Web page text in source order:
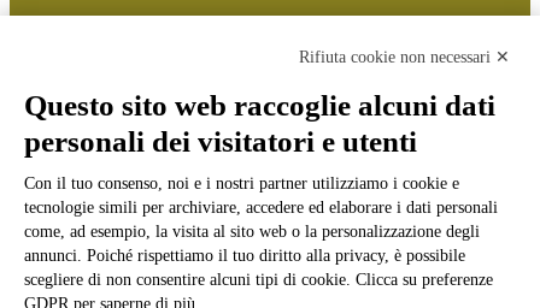
Ufficio Relazioni con il Pubblico
Dichiarazione di accessibilità
Obiettivi di accessibilità
Gestione consensi cookie
Amministrazione trasparente
Pagina visualizzata
878172volte
Sezione Copyright
Rifiuta cookie non necessari ✕
Questo sito web raccoglie alcuni dati
personali dei visitatori e utenti
Con il tuo consenso, noi e i nostri partner utilizziamo i cookie e
tecnologie simili per archiviare, accedere ed elaborare i dati personali
come, ad esempio, la visita al sito web o la personalizzazione degli
annunci. Poiché rispettiamo il tuo diritto alla privacy, è possibile
scegliere di non consentire alcuni tipi di cookie. Clicca su preferenze
GDPR per saperne di più.